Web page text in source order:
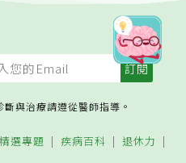
與治療請遵從醫師指導。
精選專題 疾病百科
退休力